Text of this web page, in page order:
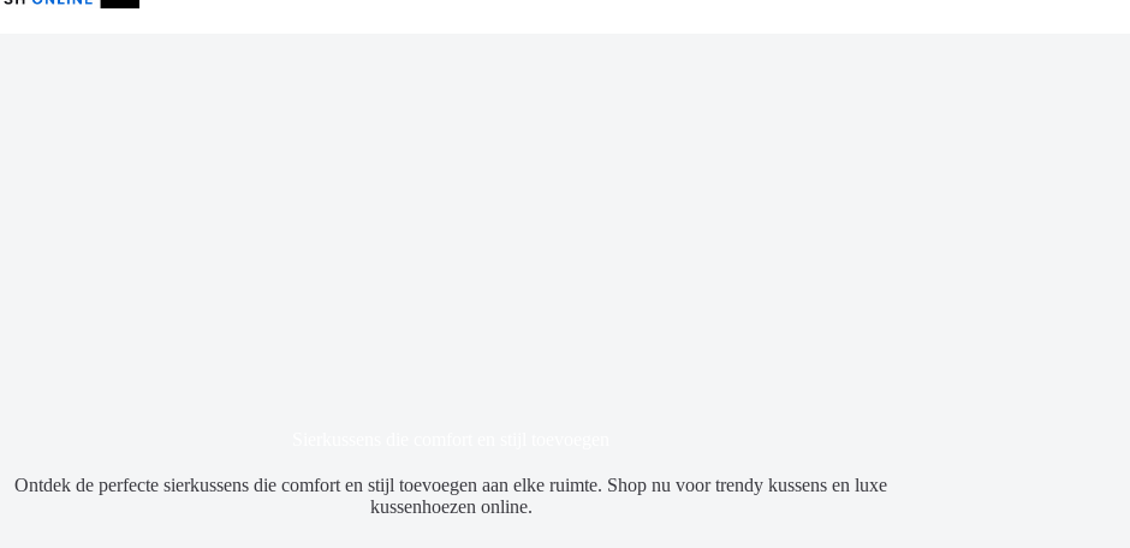
Ontdek de perfecte sierkussens die comfort en stijl toevoegen aan elke ruimte. Shop nu voor trendy kussens en luxe
kussenhoezen online.